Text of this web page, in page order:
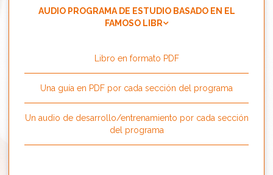
AUDIO PROGRAMA DE ESTUDIO BASADO EN EL
FAMOSO LIBR
Libro en formato PDF
Una guía en PDF por cada sección del programa
Un audio de desarrollo/entrenamiento por cada sección
del programa